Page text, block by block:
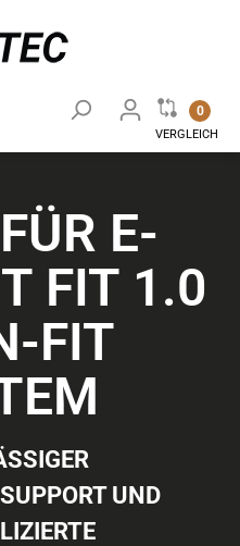
0
VERGLEICH
E-
FIT 1.0
FIT
UND